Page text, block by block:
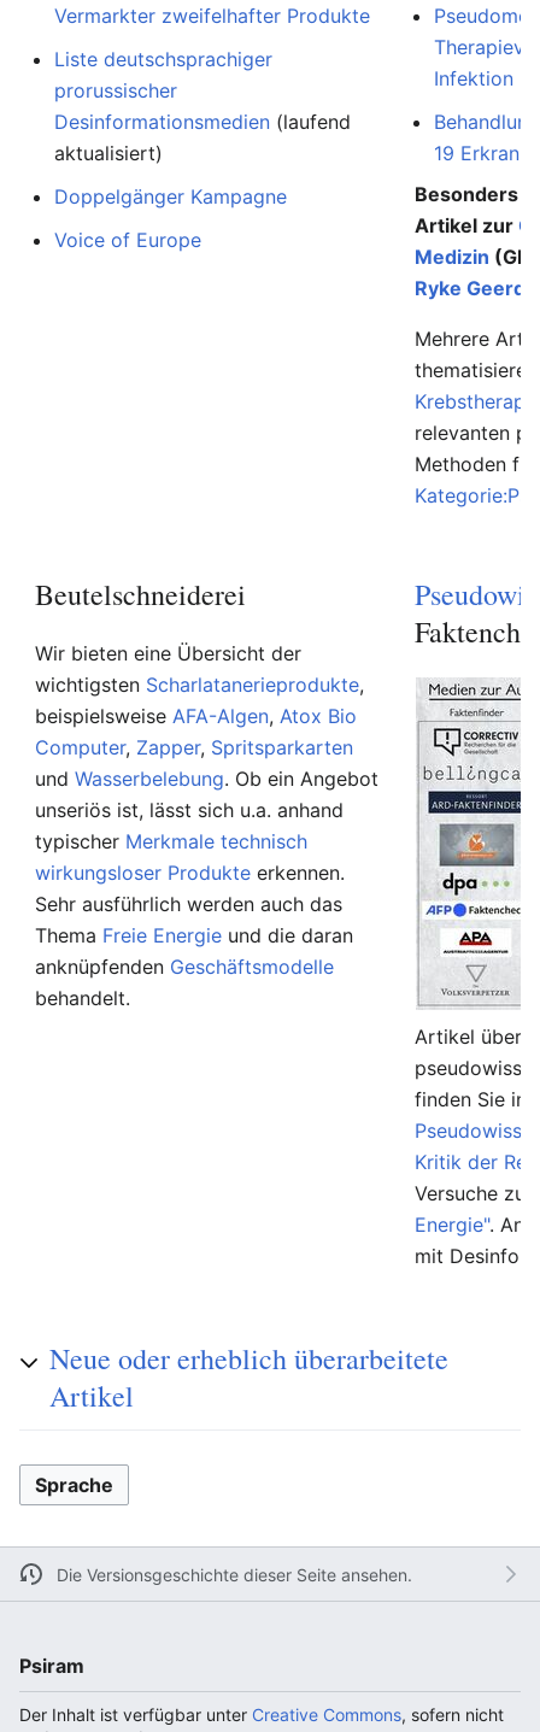
Vermarkter zweifelhafter Produkte
Liste deutschsprachiger
prorussischer
Desinformationsmedien (laufend
aktualisiert)
Doppelgänger Kampagne
Voice of Europe
Infektion
19
Besonders
Artikel zur
Medizin
Ryke Geerd
Mehrere
relevanten
Methoden
Beutelschneiderei
Wir bieten eine Übersicht der
wichtigsten Scharlatanerieprodukte,
beispielsweiseAFA-Algen,Atox Bio
Computer, Zapper, Spritsparkarten
undWasserbelebung. Ob ein Angebot
unseriös ist, lässt sich u.a. anhand
typischer Merkmale technisch
wirkungsloser Produkte erkennen.
Sehr ausführlich werden auch das
Thema Freie Energie und die daran
anknüpfenden Geschäftsmodelle
behandelt.
Artikel über
finden Sie in
Kritik der
Versuche
Energie".
mit
Neue oder erheblich überarbeitete
Artikel
Sprache
Die Versionsgeschichte dieser Seite ansehen.
Psiram
Der Inhalt ist verfügbar unter Creative Commons, sofern nicht